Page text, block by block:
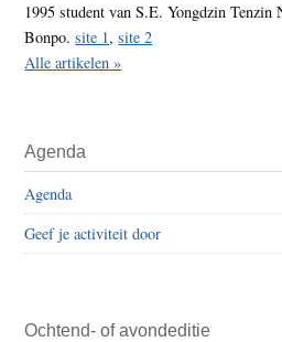
1995 student van S.E. Yongdzin Tenzin
Bonpo.site 1,site 2
Alle artikelen »
Agenda
Agenda
Geef je activiteit door
Ochtend- of avondeditie